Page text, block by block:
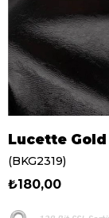
Lucette
(BKG2319)
₺180,00